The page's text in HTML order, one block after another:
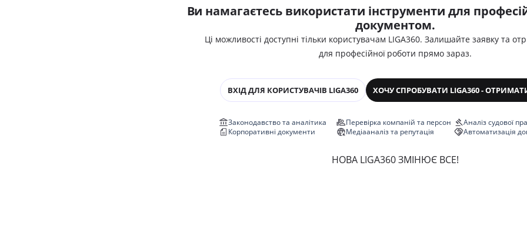
Ви намагаєтесь використати інструменти для
документом.
Ці можливості доступні тільки користувачам LIGA360. Залишайте заявку та
для професійної роботи прямо зараз.
ВХІД ДЛЯ КОРИСТУВАЧІВ LIGA360 ХОЧУ СПРОБУВАТИ LIGA360 -
Законодавство та аналітика
Корпоративні документи
Перевірка компаній та персон
Медіааналіз та репутація
Аналіз судової
Автоматизація
НОВА LIGA360 ЗМІНЮЄ ВСЕ!